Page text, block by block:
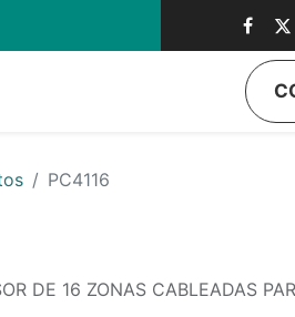
PC4116
DE 16 ZONAS CABLEADAS